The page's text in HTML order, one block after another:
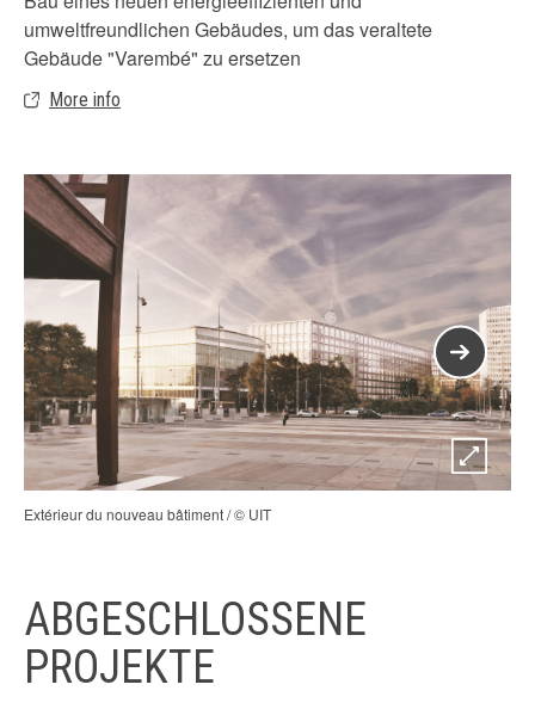
umweltfreundlichen Gebäudes, um das veraltete
Gebäude "Varembé" zu ersetzen
More info
Extérieur du nouveau bâtiment / © UIT
ABGESCHLOSSENE
PROJEKTE